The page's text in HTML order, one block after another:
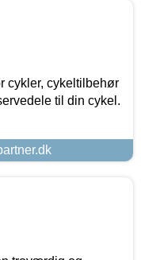
cykler, cykeltilbehør
til din cykel.